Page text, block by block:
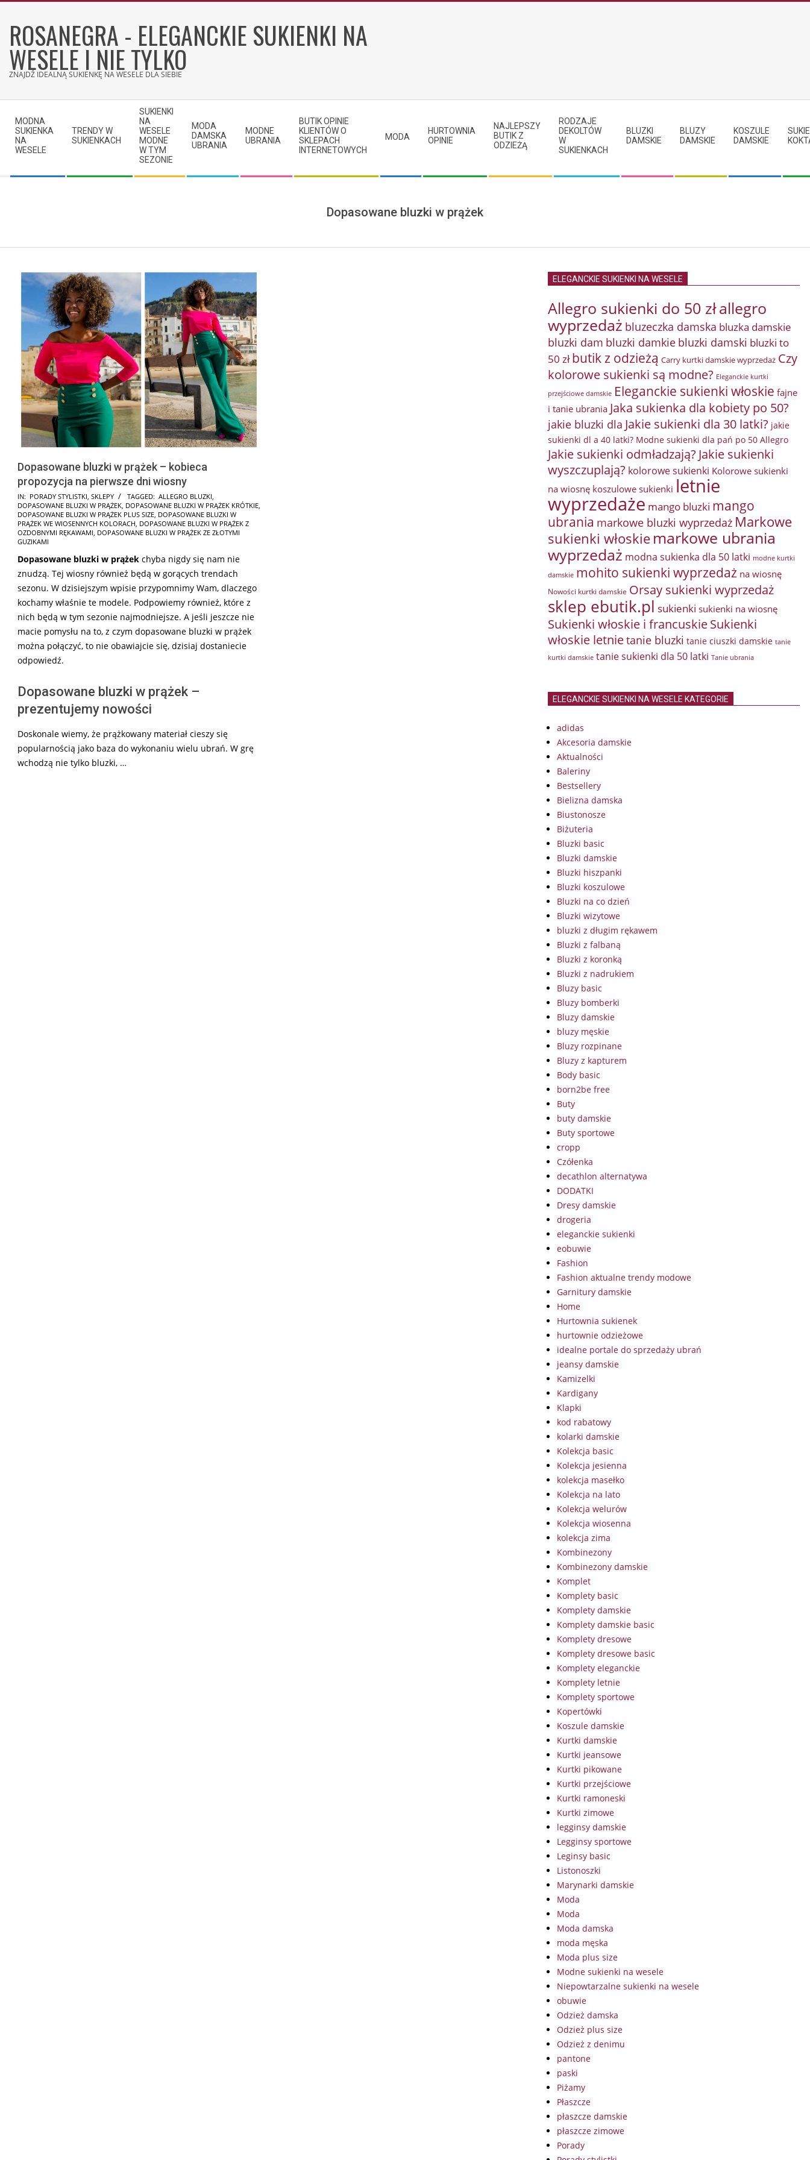
contentROSANEGRA - ELEGANCKIE SUKIENKI NA
WESELE I NIE TYLKO
ZNAJDŹ IDEALNĄ SUKIENKĘ NA WESELE DLA SIEBIE
Navigation
Menu
MODNA
SUKIENKA
NA
WESELE
TRENDY W
SUKIENKACH
SUKIENKI
NA
WESELE
MODNE
W TYM
SEZONIE
MODA
DAMSKA
UBRANIA
MODNE
UBRANIA
BUTIK OPINIE
KLIENTÓW O
SKLEPACH
INTERNETOWYCH
MODA
HURTOWNIA
OPINIE
NAJLEPSZY
BUTIK Z
ODZIEŻĄ
RODZAJE
DEKOLTÓW
W
SUKIENKACH
BLUZKI
DAMSKIE
BLUZY
DAMSKIE
KOSZULE
DAMSKIE
Dopasowane bluzki w prążek
Dopasowane bluzki w prążek – kobieca
propozycja na pierwsze dni wiosny
2025-
03-
10
IN: PORADY STYLISTKI, SKLEPY TAGGED: ALLEGRO BLUZKI,
DOPASOWANE BLUZKI W PRĄŻEK, DOPASOWANE BLUZKI W PRĄŻEK KRÓTKIE,
DOPASOWANE BLUZKI W PRĄŻEK PLUS SIZE, DOPASOWANE BLUZKI W
PRĄŻEK WE WIOSENNYCH KOLORACH, DOPASOWANE BLUZKI W PRĄŻEK Z
OZDOBNYMI RĘKAWAMI, DOPASOWANE BLUZKI W PRĄŻEK ZE ZŁOTYMI
GUZIKAMI
Dopasowane bluzki w prążek chyba nigdy się nam nie
znudzą. Tej wiosny również będą w gorących trendach
sezonu. W dzisiejszym wpisie przypomnimy Wam, dlaczego
kochamy właśnie te modele. Podpowiemy również, które z
nich będą w tym sezonie najmodniejsze. A jeśli jeszcze nie
macie pomysłu na to, z czym dopasowane bluzki w prążek
można połączyć, to nie obawiajcie się, dzisiaj dostaniecie
odpowiedź.
Dopasowane bluzki w prążek –
prezentujemy nowości
Doskonale wiemy, że prążkowany materiał cieszy się
popularnością jako baza do wykonaniu wielu ubrań. W grę
wchodzą nie tylko bluzki, …
ELEGANCKIE SUKIENKI NA WESELE
Allegro sukienki do 50 złallegro
wyprzedaż bluzeczka damska bluzka damskie
bluzki dam bluzki damkie bluzki damski bluzki to
50 zł butik z odzieżą Carry kurtki damskie wyprzedaż Czy
kolorowe sukienki są modne? Eleganckie kurtki
przejściowe damskie Eleganckie sukienki włoskie fajne
i tanie ubrania Jaka sukienka dla kobiety po 50?
jakie bluzki dla Jakie sukienki dla 30 latki? jakie
sukienki dl a 40 latki? Modne sukienki dla pań po 50 Allegro
Jakie sukienki odmładzają? Jakie sukienki
wyszczuplają? kolorowe sukienki Kolorowe sukienki
na wiosnę koszulowe sukienki letnie
wyprzedaże mango bluzki mango
ubrania markowe bluzki wyprzedaż Markowe
sukienki włoskie markowe ubrania
wyprzedaż modna sukienka dla 50 latki modne kurtki
damskie mohito sukienki wyprzedaż na wiosnę
Nowości kurtki damskie Orsay sukienki wyprzedaż
sklep ebutik.pl sukienki sukienki na wiosnę
Sukienki włoskie i francuskieSukienki
włoskie letnietanie bluzki tanie ciuszki damskie tanie
kurtki damskie tanie sukienki dla 50 latki Tanie ubrania
ELEGANCKIE SUKIENKI NA WESELE KATEGORIE
adidas
Akcesoria damskie
Aktualności
Baleriny
Bestsellery
Bielizna damska
Biustonosze
Biżuteria
Bluzki basic
Bluzki damskie
Bluzki hiszpanki
Bluzki koszulowe
Bluzki na co dzień
Bluzki wizytowe
bluzki z długim rękawem
Bluzki z falbaną
Bluzki z koronką
Bluzki z nadrukiem
Bluzy basic
Bluzy bomberki
Bluzy damskie
bluzy męskie
Bluzy rozpinane
Bluzy z kapturem
Body basic
born2be free
Buty
buty damskie
Buty sportowe
cropp
Czółenka
decathlon alternatywa
DODATKI
Dresy damskie
drogeria
eleganckie sukienki
eobuwie
Fashion
Fashion aktualne trendy modowe
Garnitury damskie
Home
Hurtownia sukienek
hurtownie odzieżowe
idealne portale do sprzedaży ubrań
jeansy damskie
Kamizelki
Kardigany
Klapki
kod rabatowy
kolarki damskie
Kolekcja basic
Kolekcja jesienna
kolekcja masełko
Kolekcja na lato
Kolekcja welurów
Kolekcja wiosenna
kolekcja zima
Kombinezony
Kombinezony damskie
Komplet
Komplety basic
Komplety damskie
Komplety damskie basic
Komplety dresowe
Komplety dresowe basic
Komplety eleganckie
Komplety letnie
Komplety sportowe
Kopertówki
Koszule damskie
Kurtki damskie
Kurtki jeansowe
Kurtki pikowane
Kurtki przejściowe
Kurtki ramoneski
Kurtki zimowe
legginsy damskie
Legginsy sportowe
Leginsy basic
Listonoszki
Marynarki damskie
Moda
Moda
Moda damska
moda męska
Moda plus size
Modne sukienki na wesele
Niepowtarzalne sukienki na wesele
obuwie
Odzież damska
Odzież plus size
Odzież z denimu
pantone
paski
Piżamy
Płaszcze
płaszcze damskie
płaszcze zimowe
Porady